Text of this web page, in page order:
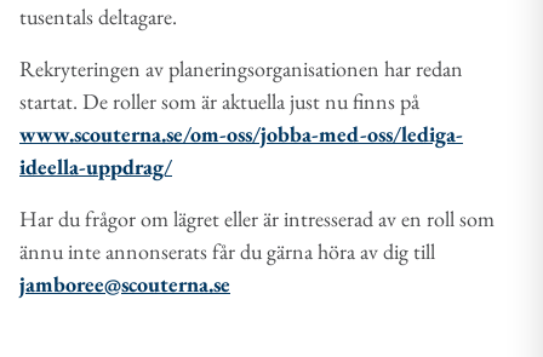
tusentals deltagare.
Rekryteringen av planeringsorganisationen har redan
startat. De roller som är aktuella just nu finns på
www.scouterna.se/om-oss/jobba-med-oss/lediga-
ideella-uppdrag/
Har du frågor om lägret eller är intresserad av en roll som
ännu inte annonserats får du gärna höra av dig till
jamboree@scouterna.se